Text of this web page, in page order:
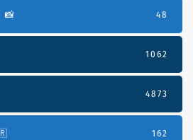
📸 48
1062
4873
162